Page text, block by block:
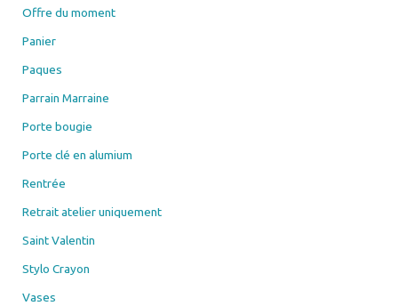
Offre du moment
Panier
Paques
Parrain Marraine
Porte bougie
Porte clé en alumium
Rentrée
Retrait atelier uniquement
Saint Valentin
Stylo Crayon
Vases